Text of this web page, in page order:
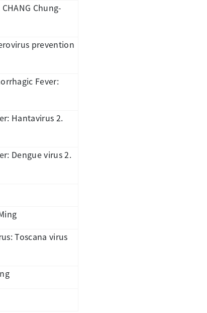
Chung-
prevention
Fever:
Hantavirus 2.
Dengue virus 2.
Toscana virus